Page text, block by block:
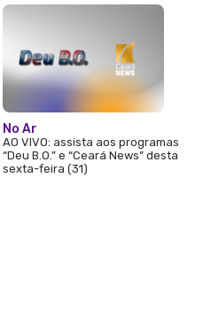
No Ar
AO VIVO: assista aos programas
“Deu B.O.” e “Ceará News” desta
sexta-feira (31)